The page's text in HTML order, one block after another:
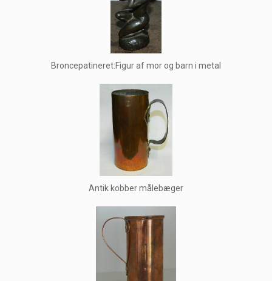
Broncepatineret:Figur af mor og barn i metal
Antik kobber målebæger